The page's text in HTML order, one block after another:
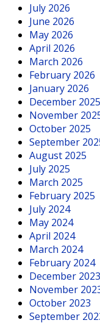
July 2026
June 2026
May 2026
April 2026
March 2026
February 2026
January 2026
December 2025
November
October 2025
September
August 2025
July 2025
March 2025
February 2025
July 2024
May 2024
April 2024
March 2024
February 2024
December 2023
November
October 2023
September